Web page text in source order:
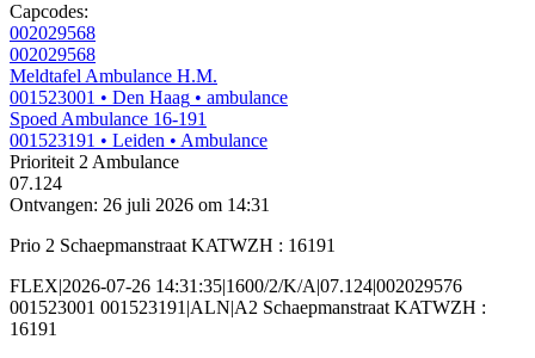
Capcodes:
002029568
002029568
Meldtafel Ambulance H.M.
001523001 • Den Haag • ambulance
Spoed Ambulance 16-191
001523191 • Leiden • Ambulance
Prioriteit 2 Ambulance
07.124
Ontvangen: 26 juli 2026 om 14:31
Prio 2 Schaepmanstraat KATWZH : 16191
FLEX|2026-07-26 14:31:35|1600/2/K/A|07.124|002029576
001523001 001523191|ALN|A2 Schaepmanstraat KATWZH :
16191